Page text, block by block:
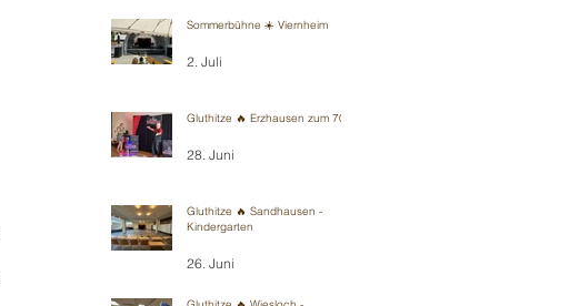
Sommerbühne ☀️ Viernheim
2. Juli
Gluthitze 🔥 Erzhausen zum 70.
28. Juni
Gluthitze 🔥 Sandhausen -
Kindergarten
26. Juni